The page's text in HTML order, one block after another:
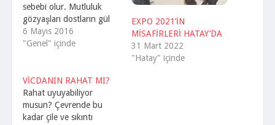
sebebi olur. Mutluluk
gözyaşları dostların gül
kokusu olur. İnsan denen
bu melek, ailelerin neşe
melek takviminin hızlı
dönmesiyle büyür, gelişir,
irileşir ve koca bir adam
olur. Fiziksel gelişimini
6 Mayıs 2016
"Genel" içinde
EXPO 2021’İN
MİSAFİRLERİ HATAY’DA
31 Mart 2022
"Hatay" içinde
VİCDANIN RAHAT MI?
Rahat uyuyabiliyor
musun? Çevrende bu
kadar çile ve sıkıntı